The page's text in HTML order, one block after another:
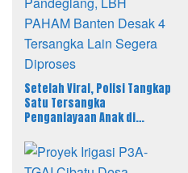
Setelah Viral, Polisi Tangkap
Satu Tersangka
Penganiayaan Anak di
Banten Desak 4 Tersangka
Lain Segera Diproses